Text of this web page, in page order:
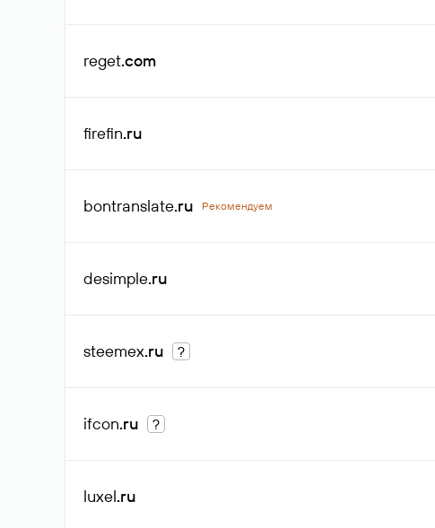
reget.com
firefin.ru
bontranslate.ru Рекомендуем
desimple.ru
steemex.ru ?
ifcon.ru ?
luxel.ru